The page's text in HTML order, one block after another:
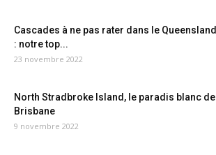
Cascades à ne pas rater dans le Queensland
: notre top...
23 novembre 2022
North Stradbroke Island, le paradis blanc de
Brisbane
9 novembre 2022